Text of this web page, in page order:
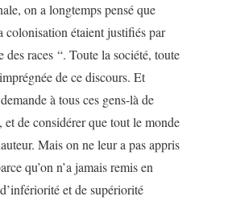
on a longtemps pensé que
colonisation étaient justifiés par
des races “. Toute la société, toute
de ce discours. Et
à tous ces gens-là de
et de considérer que tout le monde
Mais on ne leur a pas appris
qu’on n’a jamais remis en
et de supériorité